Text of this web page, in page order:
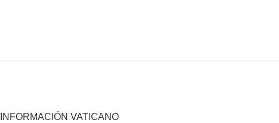
INFORMACIÓN VATICANO